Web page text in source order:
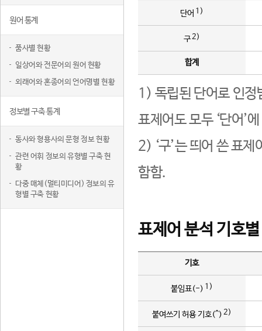
원어 통계
품사별 현황
일상어와 전문어의 원어 현황
외래어와 혼종어의 언어명별 현황
정보별 구축 통계
동사와 형용사의 문형 정보 현황
관련 어휘 정보의 유형별 구축 현
황
다중 매체(멀티미디어) 정보의 유
형별 구축 현황
단어 1)
구2)
합계
1) 독립된 단어로 인정
표제어도 모두 ‘단어’
2) ‘구’는 띄어 쓴 표
함함.
표제어 분석 기호
기호
붙임표(-) 1)
붙여쓰기 허용 기호(^) 2)